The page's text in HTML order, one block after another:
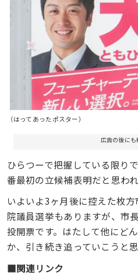
（はってあったポスター）
広告の後にも
ひらつーで把握している限り
番最初の立候補表明だと思われ
いよいよ3ヶ月後に控えた枚
院議員選挙もありますが、市
投開票です。はたして他にど
か、引き続き追っていこうと思
■関連リンク